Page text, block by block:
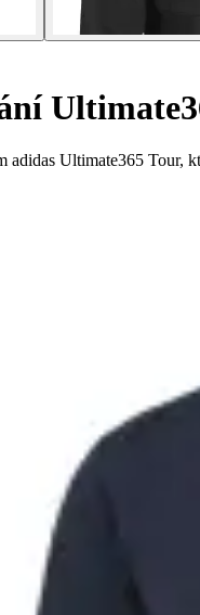
adidas Ultimate365